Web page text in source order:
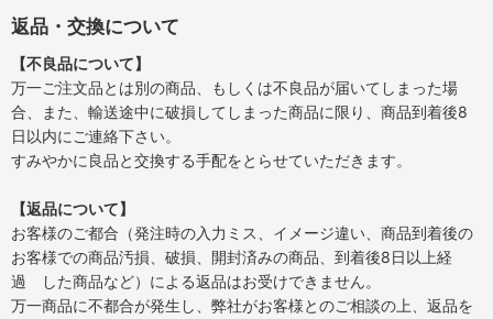
返品・交換について
【不良品について】
万一ご注文品とは別の商品、もしくは不良品が届いてしまった場
合、また、輸送途中に破損してしまった商品に限り、商品到着後8
日以内にご連絡下さい。
すみやかに良品と交換する手配をとらせていただきます。
【返品について】
お客様のご都合（発注時の入力ミス、イメージ違い、商品到着後の
お客様での商品汚損、破損、開封済みの商品、到着後8日以上経
過 した商品など）による返品はお受けできません。
万一商品に不都合が発生し、弊社がお客様とのご相談の上、返品を